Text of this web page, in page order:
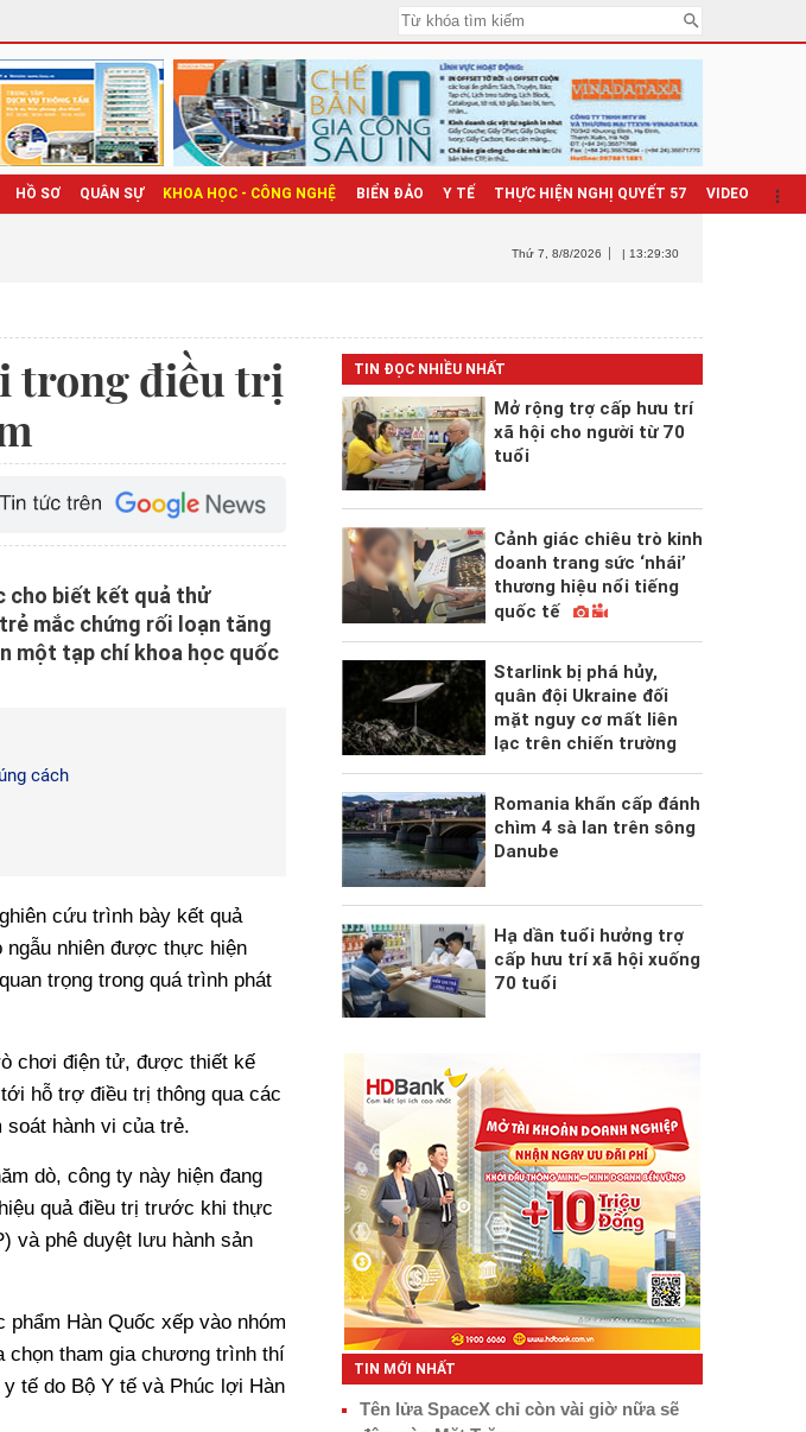
HỒ SƠ QUÂN SỰ KHOA HỌC - CÔNG NGHỆ BIỂN ĐẢO Y TẾ THỰC HIỆN NGHỊ QUYẾT 57 VIDEO
Thứ 7 , 8/8/2026 | 13:29:31
trong điều trị
cho biết kết quả thử
mắc chứng rối loạn tăng
một tạp chí khoa học quốc
cách
cứu trình bày kết quả
ngẫu nhiên được thực hiện
trọng trong quá trình phát
chơi điện tử, được thiết kế
hỗ trợ điều trị thông qua các
soát hành vi của trẻ.
dò, công ty này hiện đang
quả điều trị trước khi thực
và phê duyệt lưu hành sản
Hàn Quốc xếp vào nhóm
chọn tham gia chương trình thí
tế do Bộ Y tế và Phúc lợi Hàn
TIN ĐỌC NHIỀU NHẤT
Mở rộng trợ cấp hưu trí
xã hội cho người từ 70
tuổi
Cảnh giác chiêu trò kinh
doanh trang sức ‘nhái’
thương hiệu nổi tiếng
quốc tế
Starlink bị phá hủy,
quân đội Ukraine đối
mặt nguy cơ mất liên
lạc trên chiến trường
Romania khẩn cấp đánh
chìm 4 sà lan trên sông
Danube
Hạ dần tuổi hưởng trợ
cấp hưu trí xã hội xuống
70 tuổi
TIN MỚI NHẤT
Tên lửa SpaceX chỉ còn vài giờ nữa sẽ